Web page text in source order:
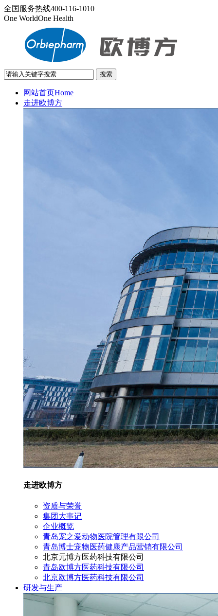
全国服务热线400-116-1010
One WorldOne Health
网站首页Home
走进欧博方
走进欧博方
资质与荣誉
集团大事记
企业概览
青岛宠之爱动物医院管理有限公司
青岛博士宠物医药健康产品营销有限公司
北京元博方医药科技有限公司
青岛欧博方医药科技有限公司
北京欧博方医药科技有限公司
研发与生产